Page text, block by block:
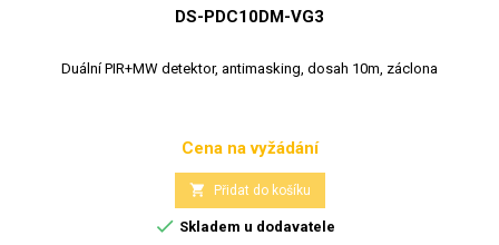
DS-PDC10DM-VG3
Duální PIR+MW detektor, antimasking, dosah 10m, záclona
Cena
Cena na vyžádání
 Přidat do košíku
 Skladem u dodavatele